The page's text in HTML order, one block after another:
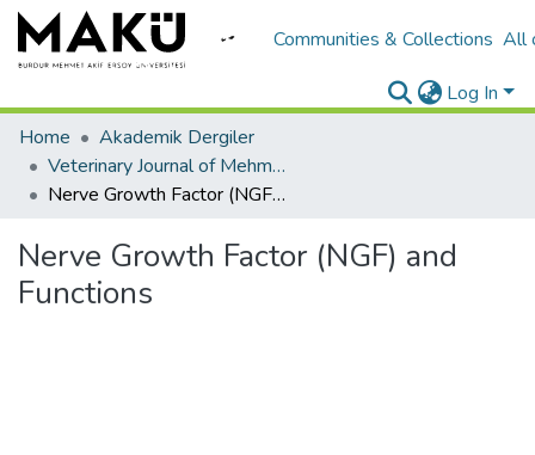
Communities & Collections All
Log In
Home
Akademik Dergiler
Veterinary Journal of Mehmet Akif Ersoy University
Nerve Growth Factor (NGF) and Functions
Nerve Growth Factor (NGF) and
Functions